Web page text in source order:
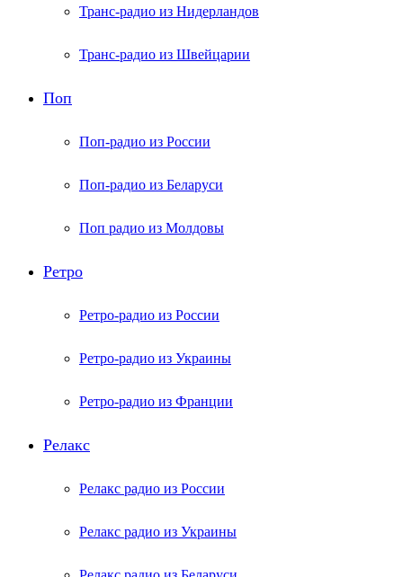
Транс-радио из Нидерландов
Транс-радио из Швейцарии
Поп
Поп-радио из России
Поп-радио из Беларуси
Поп радио из Молдовы
Ретро
Ретро-радио из России
Ретро-радио из Украины
Ретро-радио из Франции
Релакс
Релакс радио из России
Релакс радио из Украины